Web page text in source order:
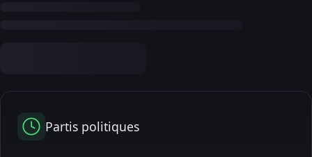
Partis politiques